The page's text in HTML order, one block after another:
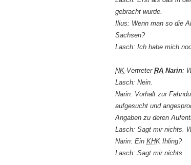
gebracht wurde.
Ilius: Wenn man so die
Sachsen?
Lasch: Ich habe mich
NK-Vertreter RA Narin:
Lasch: Nein.
Narin: Vorhalt zur
aufgesucht und
Angaben zu deren
Lasch: Sagt mir nichts.
Narin: Ein KHK Ihling?
Lasch: Sagt mir nichts.